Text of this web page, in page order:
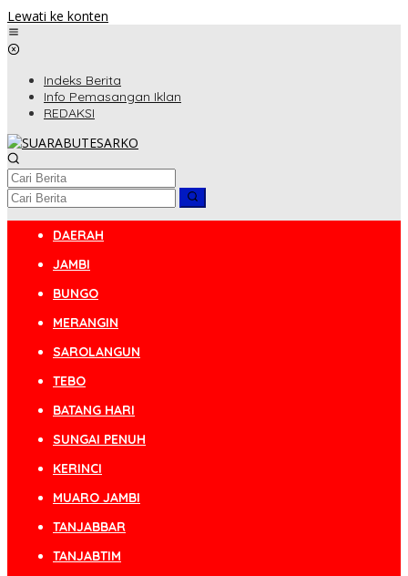
Lewati ke konten
Indeks Berita
Info Pemasangan Iklan
REDAKSI
DAERAH
JAMBI
BUNGO
MERANGIN
SAROLANGUN
TEBO
BATANG HARI
SUNGAI PENUH
KERINCI
MUARO JAMBI
TANJABBAR
TANJABTIM